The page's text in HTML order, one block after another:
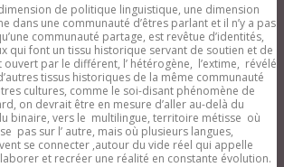
de politique linguistique, une dimension
dans une communauté d’êtres parlant et il n’y a pas
communauté partage, est revêtue d’identités,
qui font un tissu historique servant de soutien et de
par le différent, l’ hétérogène, l’extime, révélé
tissus historiques de la même communauté
cultures, comme le soi-disant phénomène de
on devrait être en mesure d’aller au-delà du
binaire, vers le multilingue, territoire métisse où
pas sur l’ autre, mais où plusieurs langues,
se connecter ,autour du vide réel qui appelle
et recréer une réalité en constante évolution.